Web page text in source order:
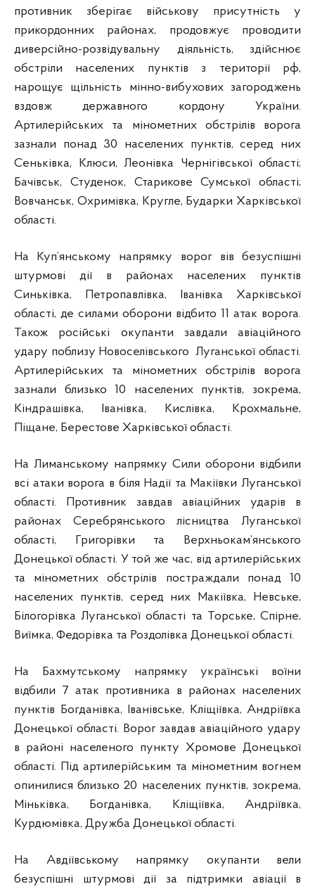
противник зберігає військову присутність у
прикордонних районах, продовжує проводити
диверсійно-розвідувальну діяльність, здійснює
обстріли населених пунктів з території рф,
нарощує щільність мінно-вибухових загороджень
вздовж державного кордону України.
Артилерійських та мінометних обстрілів ворога
зазнали понад 30 населених пунктів, серед них
Сеньківка, Клюси, Леонівка Чернігівської області;
Бачівськ, Студенок, Старикове Сумської області;
Вовчанськ, Охримівка, Кругле, Бударки Харківської
області.
На Куп’янському напрямку ворог вів безуспішні
штурмові дії в районах населених пунктів
Синьківка, Петропавлівка, Іванівка Харківської
області, де силами оборони відбито 11 атак ворога.
Також російські окупанти завдали авіаційного
удару поблизу Новоселівського Луганської області.
Артилерійських та мінометних обстрілів ворога
зазнали близько 10 населених пунктів, зокрема,
Кіндрашівка, Іванівка, Кислівка, Крохмальне,
Піщане, Берестове Харківської області.
На Лиманському напрямку Сили оборони відбили
всі атаки ворога в біля Надії та Макіївки Луганської
області. Противник завдав авіаційних ударів в
районах Серебрянського лісництва Луганської
області, Григорівки та Верхньокам’янського
Донецької області. У той же час, від артилерійських
та мінометних обстрілів постраждали понад 10
населених пунктів, серед них Макіївка, Невське,
Білогорівка Луганської області та Торське, Спірне,
Виїмка, Федорівка та Роздолівка Донецької області.
На Бахмутському напрямку українські воїни
відбили 7 атак противника в районах населених
пунктів Богданівка, Іванівське, Кліщіївка, Андріївка
Донецької області. Ворог завдав авіаційного удару
в районі населеного пункту Хромове Донецької
області. Під артилерійським та мінометним вогнем
опинилися близько 20 населених пунктів, зокрема,
Міньківка, Богданівка, Кліщіївка, Андріївка,
Курдюмівка, Дружба Донецької області.
На Авдіївському напрямку окупанти вели
безуспішні штурмові дії за підтримки авіації в